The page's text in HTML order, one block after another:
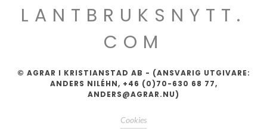
LANTBRUKSNYTT.
COM
© AGRAR I KRISTIANSTAD AB - (ANSVARIG UTGIVARE:
ANDERS NILÉHN, +46 (0)70-630 68 77,
ANDERS@AGRAR.NU)
Cookies